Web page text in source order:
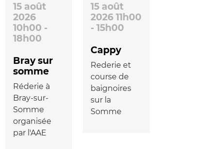
15 août
2026
10h00 -
18h00
Bray sur
somme
Réderie à
Bray-sur-
Somme
organisée
par l'AAE
15 août
2026 11h00
- 15h00
Cappy
Rederie et
course de
baignoires
sur la
Somme